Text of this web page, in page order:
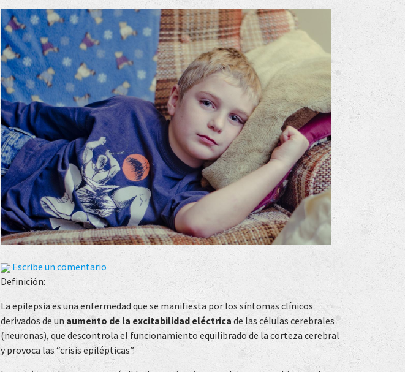
Escribe un comentario
Definición:
La epilepsia es una enfermedad que se manifiesta por los síntomas clínicos
derivados de un aumento de la excitabilidad eléctrica de las células cerebrales
(neuronas), que descontrola el funcionamiento equilibrado de la corteza cerebral
y provoca las “crisis epilépticas”.